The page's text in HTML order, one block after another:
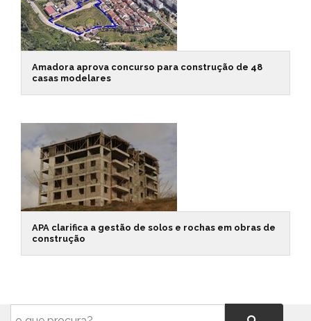
Amadora aprova concurso para construção de 48
casas modelares
APA clarifica a gestão de solos e rochas em obras de
construção